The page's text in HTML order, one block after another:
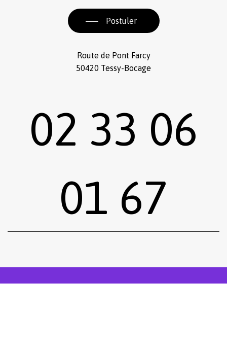
Postuler
Route de Pont Farcy
50420 Tessy-Bocage
02 33 06
01 67